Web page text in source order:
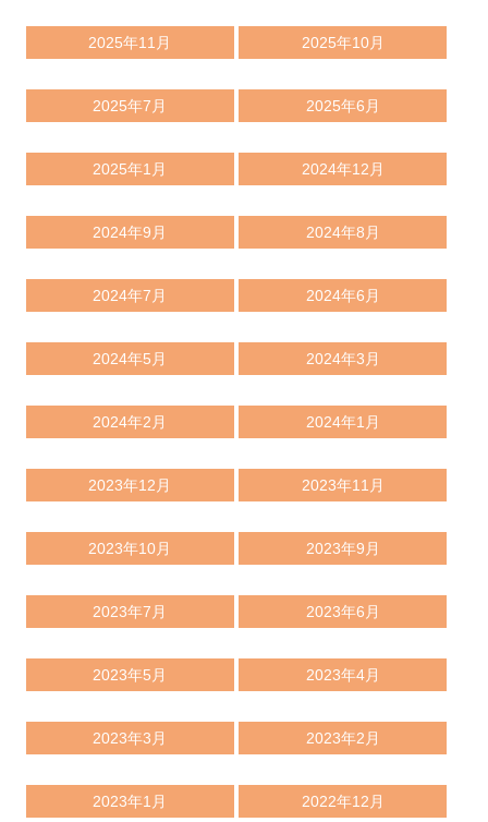
2025年11月 2025年10月
2025年7月 2025年6月
2025年1月 2024年12月
2024年9月 2024年8月
2024年7月 2024年6月
2024年5月 2024年3月
2024年2月 2024年1月
2023年12月 2023年11月
2023年10月 2023年9月
2023年7月 2023年6月
2023年5月 2023年4月
2023年3月 2023年2月
2023年1月 2022年12月